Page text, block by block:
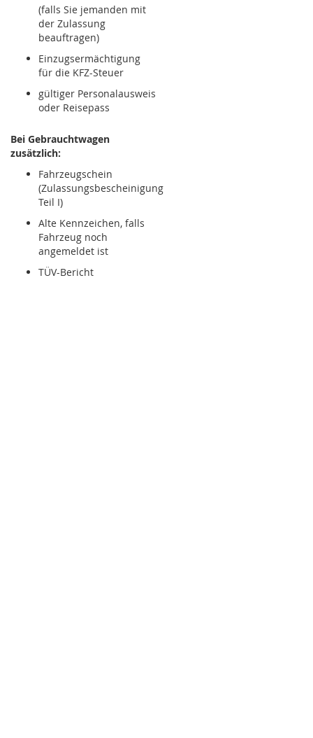
(falls Sie jemanden mit
der Zulassung
beauftragen)
Einzugsermächtigung
für die KFZ-Steuer
gültiger Personalausweis
oder Reisepass
Bei Gebrauchtwagen
zusätzlich:
Fahrzeugschein
(Zulassungsbescheinigung
Teil I)
Alte Kennzeichen, falls
Fahrzeug noch
angemeldet ist
TÜV-Bericht